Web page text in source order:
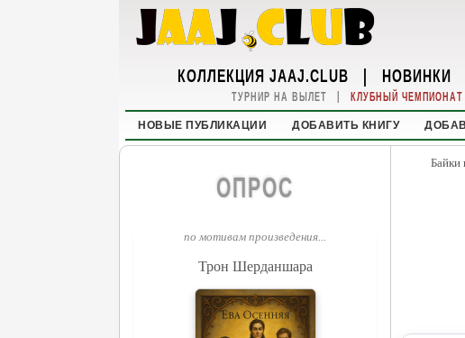
КОЛЛЕКЦИЯ JAAJ.CLUB | НОВИНКИ
ТУРНИР НА ВЫЛЕТ | КЛУБНЫЙ ЧЕМПИОНАТ
НОВЫЕ ПУБЛИКАЦИИ ДОБАВИТЬ КНИГУ
ОПРОС
по мотивам произведения...
Трон Шерданшара
Байки